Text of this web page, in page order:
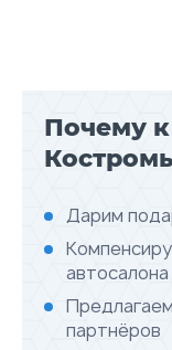
Почему
Дарим
автосалона
партнёров